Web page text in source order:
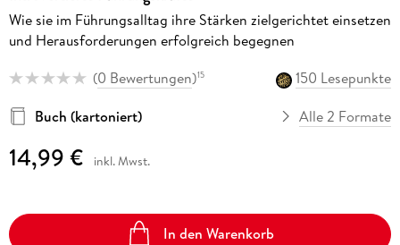
Wie sie im Führungsalltag ihre Stärken zielgerichtet einsetzen
und Herausforderungen erfolgreich begegnen
(0 Bewertungen)15
150 Lesepunkte
Buch (kartoniert)
Alle 2 Formate
14,99 € inkl. Mwst.
In den Warenkorb